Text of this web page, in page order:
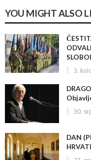
YOU MIGHT ALSO
3.
30.
DAN